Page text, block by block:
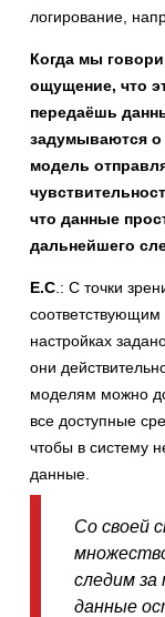
логирование,
Когда мы
ощущение, что
передаёшь
задумываются о
модель
что данные
дальнейшего
Е.С .: С точки
соответствующим
настройках
они
моделям можно
все доступные
чтобы в систему
данные.
Со своей
следим за
данные